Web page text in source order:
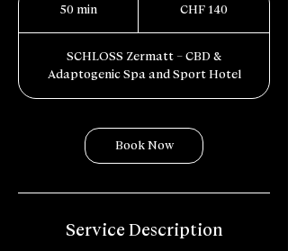
50 min
i
n
CHF 140
SCHLOSS Zermatt – CBD &
Adaptogenic Spa and Sport Hotel
Book Now
Service Description